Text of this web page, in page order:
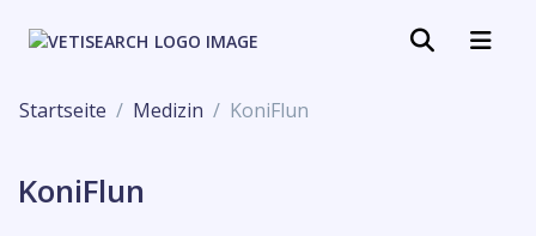
Startseite Medizin KoniFlun
KoniFlun